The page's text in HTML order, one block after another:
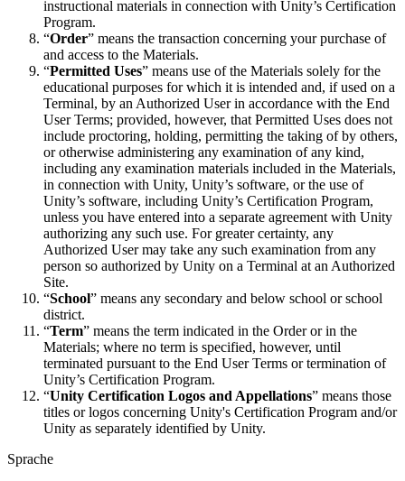
instructional materials in connection with Unity’s Certification
Program.
“Order” means the transaction concerning your purchase of
and access to the Materials.
“Permitted Uses” means use of the Materials solely for the
educational purposes for which it is intended and, if used on a
Terminal, by an Authorized User in accordance with the End
User Terms; provided, however, that Permitted Uses does not
include proctoring, holding, permitting the taking of by others,
or otherwise administering any examination of any kind,
including any examination materials included in the Materials,
in connection with Unity, Unity’s software, or the use of
Unity’s software, including Unity’s Certification Program,
unless you have entered into a separate agreement with Unity
authorizing any such use. For greater certainty, any
Authorized User may take any such examination from any
person so authorized by Unity on a Terminal at an Authorized
Site.
“School” means any secondary and below school or school
district.
“Term” means the term indicated in the Order or in the
Materials; where no term is specified, however, until
terminated pursuant to the End User Terms or termination of
Unity’s Certification Program.
“Unity Certification Logos and Appellations” means those
titles or logos concerning Unity's Certification Program and/or
Unity as separately identified by Unity.
Sprache